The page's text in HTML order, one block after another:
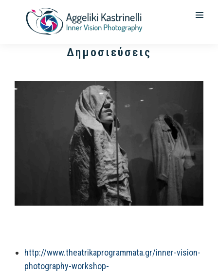
Δημοσιεύσεις
http://www.theatrikaprogrammata.gr/inner-vision-
photography-workshop-